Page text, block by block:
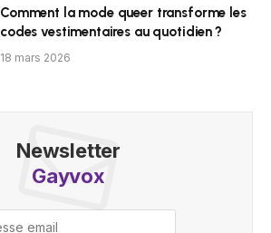
Comment la mode queer transforme les
codes vestimentaires au quotidien ?
18 mars 2026
Newsletter
Gayvox